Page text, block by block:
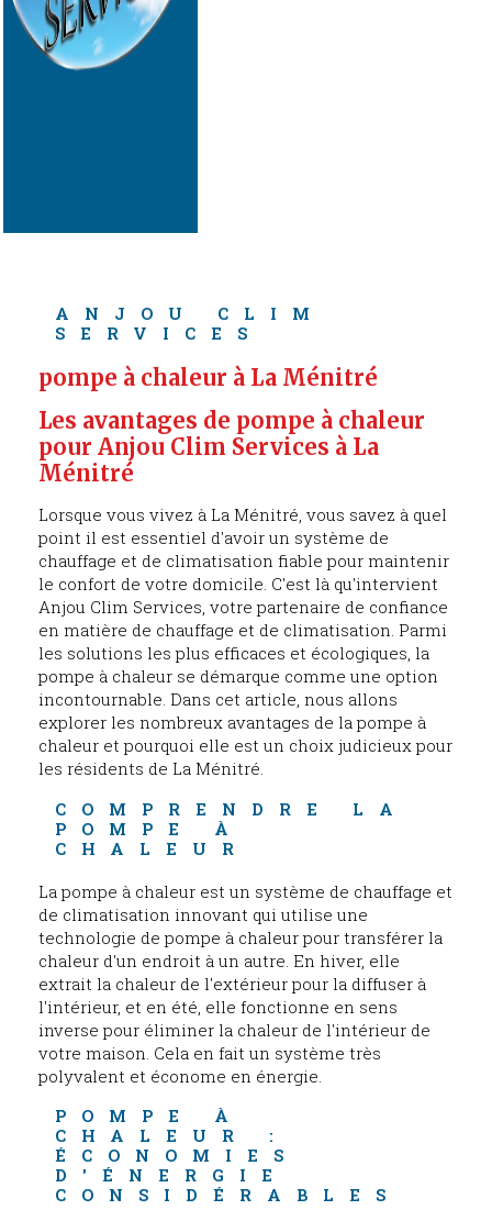
ANJOU CLIM
SERVICES
pompe à chaleur à La Ménitré
Les avantages de pompe à chaleur
pour Anjou Clim Services à La
Ménitré
Lorsque vous vivez à La Ménitré, vous savez à quel
point il est essentiel d'avoir un système de
chauffage et de climatisation fiable pour maintenir
le confort de votre domicile. C'est là qu'intervient
Anjou Clim Services, votre partenaire de confiance
en matière de chauffage et de climatisation. Parmi
les solutions les plus efficaces et écologiques, la
pompe à chaleur se démarque comme une option
incontournable. Dans cet article, nous allons
explorer les nombreux avantages de la pompe à
chaleur et pourquoi elle est un choix judicieux pour
les résidents de La Ménitré.
COMPRENDRE LA
POMPE À
CHALEUR
La pompe à chaleur est un système de chauffage et
de climatisation innovant qui utilise une
technologie de pompe à chaleur pour transférer la
chaleur d'un endroit à un autre. En hiver, elle
extrait la chaleur de l'extérieur pour la diffuser à
l'intérieur, et en été, elle fonctionne en sens
inverse pour éliminer la chaleur de l'intérieur de
votre maison. Cela en fait un système très
polyvalent et économe en énergie.
POMPE À
CHALEUR :
ÉCONOMIES
D'ÉNERGIE
CONSIDÉRABLES